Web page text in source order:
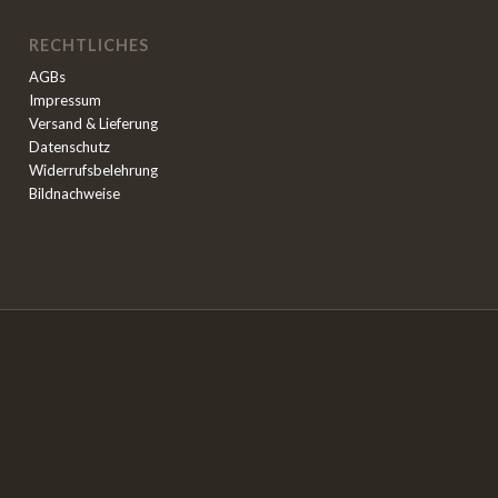
RECHTLICHES
AGBs
Impressum
Versand & Lieferung
Datenschutz
Widerrufsbelehrung
Bildnachweise